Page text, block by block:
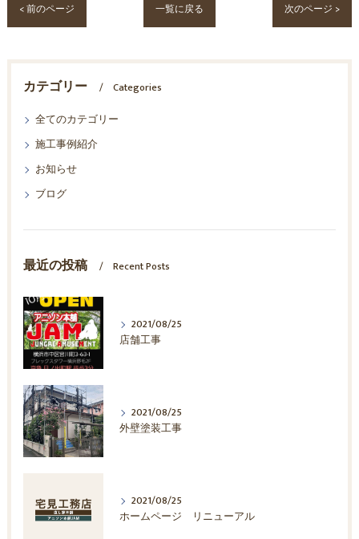
< 前のページ 一覧に戻る 次のページ >
カテゴリー
Categories
全てのカテゴリー
施工事例紹介
お知らせ
ブログ
最近の投稿 Recent Posts
2021/08/25
店舗工事
2021/08/25
外壁塗装工事
2021/08/25
ホームページ リニューアル